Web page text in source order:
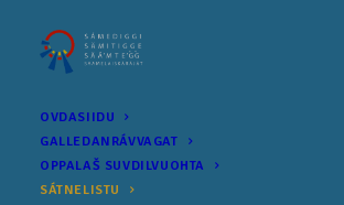
OVDASIIDU
GALLEDANRÁVVAGAT
OPPALAŠ SUVDILVUOHTA
SÁTNELISTU